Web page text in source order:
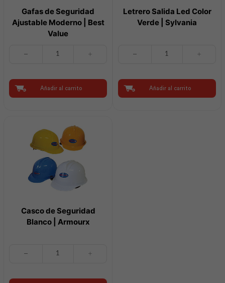
Gafas de Seguridad
Ajustable Moderno | Best
Value
Ajustable
Moderno
|
Añadir al carrito
Letrero Salida Led Color
Verde | Sylvania
Color
Verde
|
Añadir al carrito
Casco de Seguridad
Blanco | Armourx